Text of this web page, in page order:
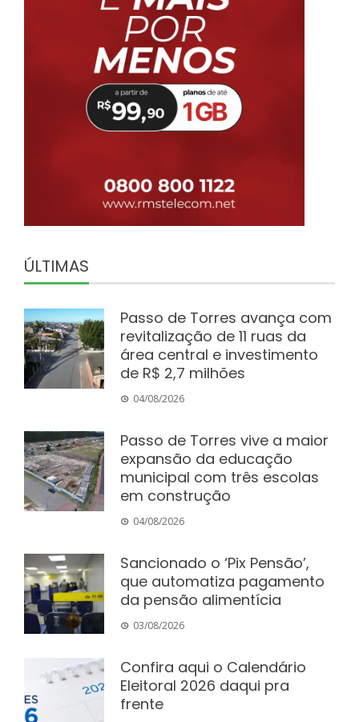
ÚLTIMAS
Passo de Torres avança com
revitalização de 11 ruas da
área central e investimento
de R$ 2,7 milhões
04/08/2026
Passo de Torres vive a maior
expansão da educação
municipal com três escolas
em construção
04/08/2026
Sancionado o ‘Pix Pensão’,
que automatiza pagamento
da pensão alimentícia
03/08/2026
Confira aqui o Calendário
Eleitoral 2026 daqui pra
frente